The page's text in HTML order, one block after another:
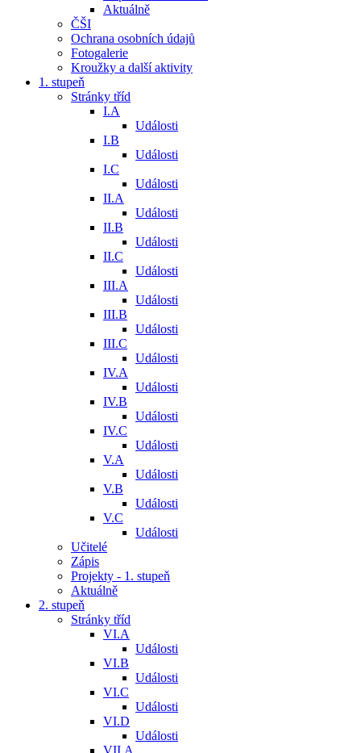
Aktuálně
ČŠI
Ochrana osobních údajů
Fotogalerie
Kroužky a další aktivity
1. stupeň
Stránky tříd
I.A
Události
I.B
Události
I.C
Události
II.A
Události
II.B
Události
II.C
Události
III.A
Události
III.B
Události
III.C
Události
IV.A
Události
IV.B
Události
IV.C
Události
V.A
Události
V.B
Události
V.C
Události
Učitelé
Zápis
Projekty - 1. stupeň
Aktuálně
2. stupeň
Stránky tříd
VI.A
Události
VI.B
Události
VI.C
Události
VI.D
Události
VII.A